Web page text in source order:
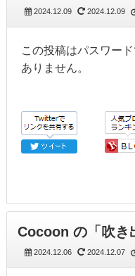
2024.12.09 2024.12.09
この投稿はパスワー
ありません。
Cocoon の「吹き
2024.12.06 2024.12.07